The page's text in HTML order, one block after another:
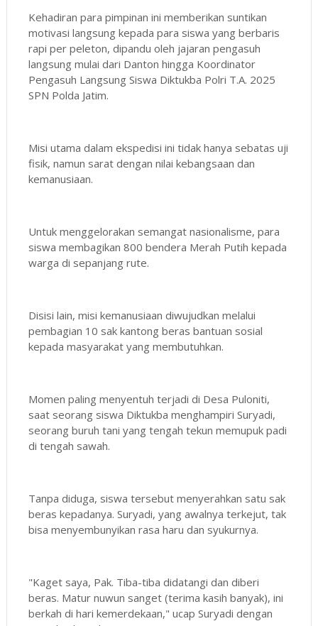
Kehadiran para pimpinan ini memberikan suntikan
motivasi langsung kepada para siswa yang berbaris
rapi per peleton, dipandu oleh jajaran pengasuh
langsung mulai dari Danton hingga Koordinator
Pengasuh Langsung Siswa Diktukba Polri T.A. 2025
SPN Polda Jatim.
Misi utama dalam ekspedisi ini tidak hanya sebatas uji
fisik, namun sarat dengan nilai kebangsaan dan
kemanusiaan.
Untuk menggelorakan semangat nasionalisme, para
siswa membagikan 800 bendera Merah Putih kepada
warga di sepanjang rute.
Disisi lain, misi kemanusiaan diwujudkan melalui
pembagian 10 sak kantong beras bantuan sosial
kepada masyarakat yang membutuhkan.
Momen paling menyentuh terjadi di Desa Puloniti,
saat seorang siswa Diktukba menghampiri Suryadi,
seorang buruh tani yang tengah tekun memupuk padi
di tengah sawah.
Tanpa diduga, siswa tersebut menyerahkan satu sak
beras kepadanya. Suryadi, yang awalnya terkejut, tak
bisa menyembunyikan rasa haru dan syukurnya.
"Kaget saya, Pak. Tiba-tiba didatangi dan diberi
beras. Matur nuwun sanget (terima kasih banyak), ini
berkah di hari kemerdekaan," ucap Suryadi dengan